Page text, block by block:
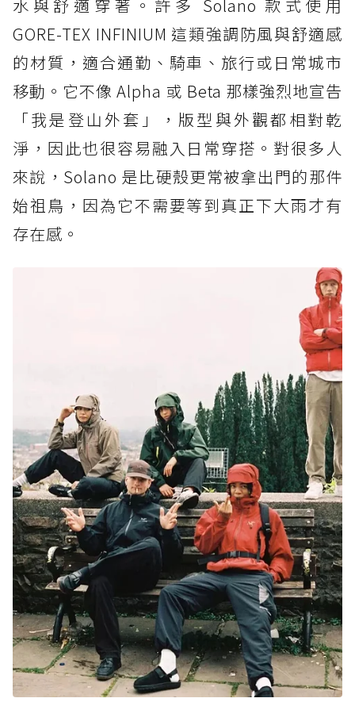
水與舒適穿著。許多 Solano 款式使用
GORE-TEX INFINIUM 這類強調防風與舒適感
的材質，適合通勤、騎車、旅行或日常城市
移動。它不像 Alpha 或 Beta 那樣強烈地宣告
「我是登山外套」，版型與外觀都相對乾
淨，因此也很容易融入日常穿搭。對很多人
來說，Solano 是比硬殼更常被拿出門的那件
始祖鳥，因為它不需要等到真正下大雨才有
存在感。